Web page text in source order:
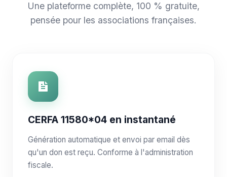
Une plateforme complète, 100 % gratuite,
pensée pour les associations françaises.
CERFA 11580*04 en instantané
Génération automatique et envoi par email dès
qu'un don est reçu. Conforme à l'administration
fiscale.